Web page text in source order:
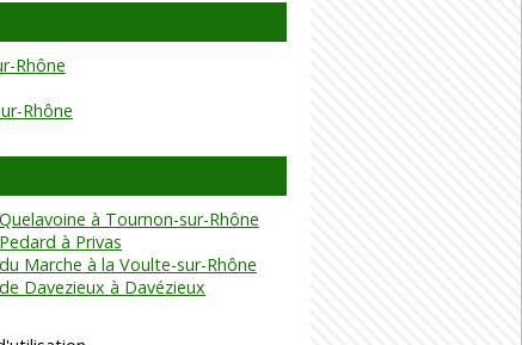
Rhône
Rhône
à Tournon-sur-Rhône
à Privas
Marche à la Voulte-sur-Rhône
Davezieux à Davézieux